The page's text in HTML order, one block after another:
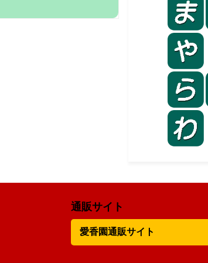
通販サイト
愛香園通販サイト